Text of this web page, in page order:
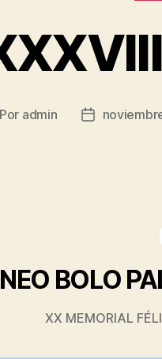
Por admin
Fecha
BOLO
XX MEMORIAL